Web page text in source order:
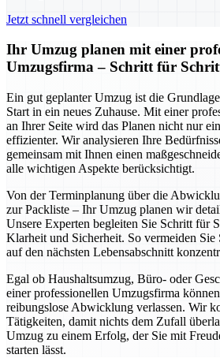
Jetzt schnell vergleichen
Ihr Umzug planen mit einer
Umzugsfirma – Schritt für
Ein gut geplanter Umzug ist die
Start in ein neues Zuhause. Mit einer
an Ihrer Seite wird das Planen nicht nur
effizienter. Wir analysieren Ihre
gemeinsam mit Ihnen einen
alle wichtigen Aspekte berücksichtigt.
Von der Terminplanung über die
zur Packliste – Ihr Umzug planen wir
Unsere Experten begleiten Sie Schritt für
Klarheit und Sicherheit. So vermeiden Sie
auf den nächsten Lebensabschnitt
Egal ob Haushaltsumzug, Büro- oder
einer professionellen Umzugsfirma
reibungslose Abwicklung verlassen. Wir
Tätigkeiten, damit nichts dem Zufall
Umzug zu einem Erfolg, der Sie mit
starten lässt.